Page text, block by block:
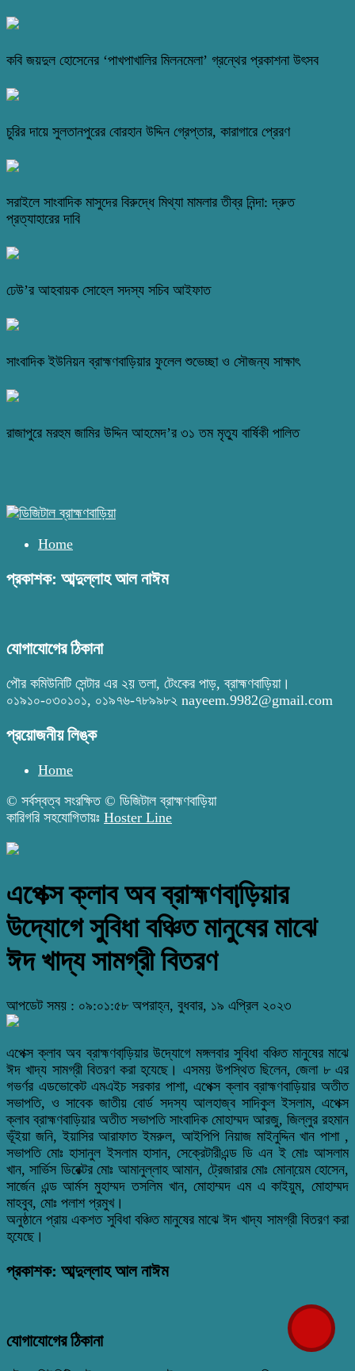
কবি জয়দুল হোসেনের ‘পাখপাখালির মিলনমেলা’ গ্রন্থের প্রকাশনা উৎসব
চুরির দায়ে সুলতানপুরের বোরহান উদ্দিন গ্রেপ্তার, কারাগারে প্রেরণ
সরাইলে সাংবাদিক মাসুদের বিরুদ্ধে মিথ্যা মামলার তীব্র নিন্দা: দ্রুত
প্রত্যাহারের দাবি
ঢেউ’র আহবায়ক সোহেল সদস্য সচিব আইফাত
সাংবাদিক ইউনিয়ন ব্রাহ্মণবাড়িয়ার ফুলেল শুভেচ্ছা ও সৌজন্য সাক্ষাৎ
রাজাপুরে মরহুম জামির উদ্দিন আহমেদ’র ৩১ তম মৃত্যু বার্ষিকী পালিত
Home
প্রকাশক: আব্দুল্লাহ আল নাঈম
যোগাযোগের ঠিকানা
পৌর কমিউনিটি সেন্টার এর ২য় তলা, টেংকের পাড়, ব্রাহ্মণবাড়িয়া।
০১৯১০-০৩০১০১, ০১৯৭৬-৭৮৯৯৮২ nayeem.9982@gmail.com
প্রয়োজনীয় লিঙ্ক
Home
© সর্বস্বত্ব সংরক্ষিত © ডিজিটাল ব্রাহ্মণবাড়িয়া
কারিগরি সহযোগিতায়ঃ Hoster Line
এপেক্স ক্লাব অব ব্রাহ্মণবাড়ি়য়ার
উদ্যোগে সুবিধা বঞ্চিত মানুষের মাঝে
ঈদ খাদ্য সামগ্রী বিতরণ
আপডেট সময় : ০৯:০১:৫৮ অপরাহ্ন, বুধবার, ১৯ এপ্রিল ২০২৩
এপেক্স ক্লাব অব ব্রাহ্মণবাড়ি়য়ার উদ্যোগে মঙ্গলবার সুবিধা বঞ্চিত মানুষের মাঝে
ঈদ খাদ্য সামগ্রী বিতরণ করা হযে়ছে। এসময় উপস্থিত ছিলেন, জেলা ৮ এর
গভর্ণর এডভোকেট এমএইচ সরকার পাশা, এপেক্স ক্লাব ব্রাহ্মণবাড়িয়ার অতীত
সভাপতি, ও সাবেক জাতীয় বোর্ড সদস্য আলহাজ্ব সাদিকুল ইসলাম, এপেক্স
ক্লাব ব্রাহ্মণবাড়িয়ার অতীত সভাপতি সাংবাদিক মোহাম্মদ আরজু, জিল্লুর রহমান
ভূঁইয়া জনি, ইয়াসির আরাফাত ইমরুল, আইপিপি নিয়াজ মাইনুদ্দিন খান পাশা ,
সভাপতি মোঃ হাসানুল ইসলাম হাসান, সেক্রেটারীএন্ড ডি এন ই মোঃ আসলাম
খান, সার্ভিস ডিরেক্টর মোঃ আমানুল্লাহ আমান, ট্রেজারার মোঃ মোনায়ে়ম হোসেন,
সার্জেন এন্ড আর্মস মুহাম্মদ তসলিম খান, মোহাম্মদ এম এ কাইয়ুম, মোহাম্মদ
মাহবুব, মোঃ পলাশ প্রমুখ।
অনুষ্ঠানে প্রায় একশত সুবিধা বঞ্চিত মানুষের মাঝে ঈদ খাদ্য সামগ্রী বিতরণ করা
হযে়ছে।
প্রকাশক: আব্দুল্লাহ আল নাঈম
যোগাযোগের ঠিকানা